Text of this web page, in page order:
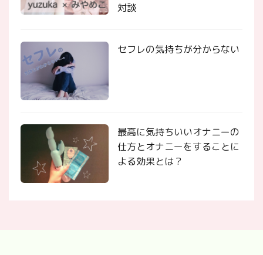
対談
セフレの気持ちが分からない
最高に気持ちいいオナニーの
仕方とオナニーをすることに
よる効果とは？